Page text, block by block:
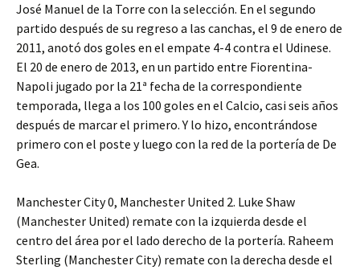
José Manuel de la Torre con la selección. En el segundo
partido después de su regreso a las canchas, el 9 de enero de
2011, anotó dos goles en el empate 4-4 contra el Udinese.
El 20 de enero de 2013, en un partido entre Fiorentina-
Napoli jugado por la 21ª fecha de la correspondiente
temporada, llega a los 100 goles en el Calcio, casi seis años
después de marcar el primero. Y lo hizo, encontrándose
primero con el poste y luego con la red de la portería de De
Gea.
Manchester City 0, Manchester United 2. Luke Shaw
(Manchester United) remate con la izquierda desde el
centro del área por el lado derecho de la portería. Raheem
Sterling (Manchester City) remate con la derecha desde el